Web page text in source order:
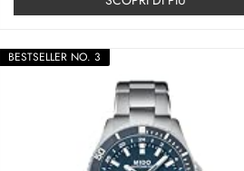
BESTSELLER NO. 3